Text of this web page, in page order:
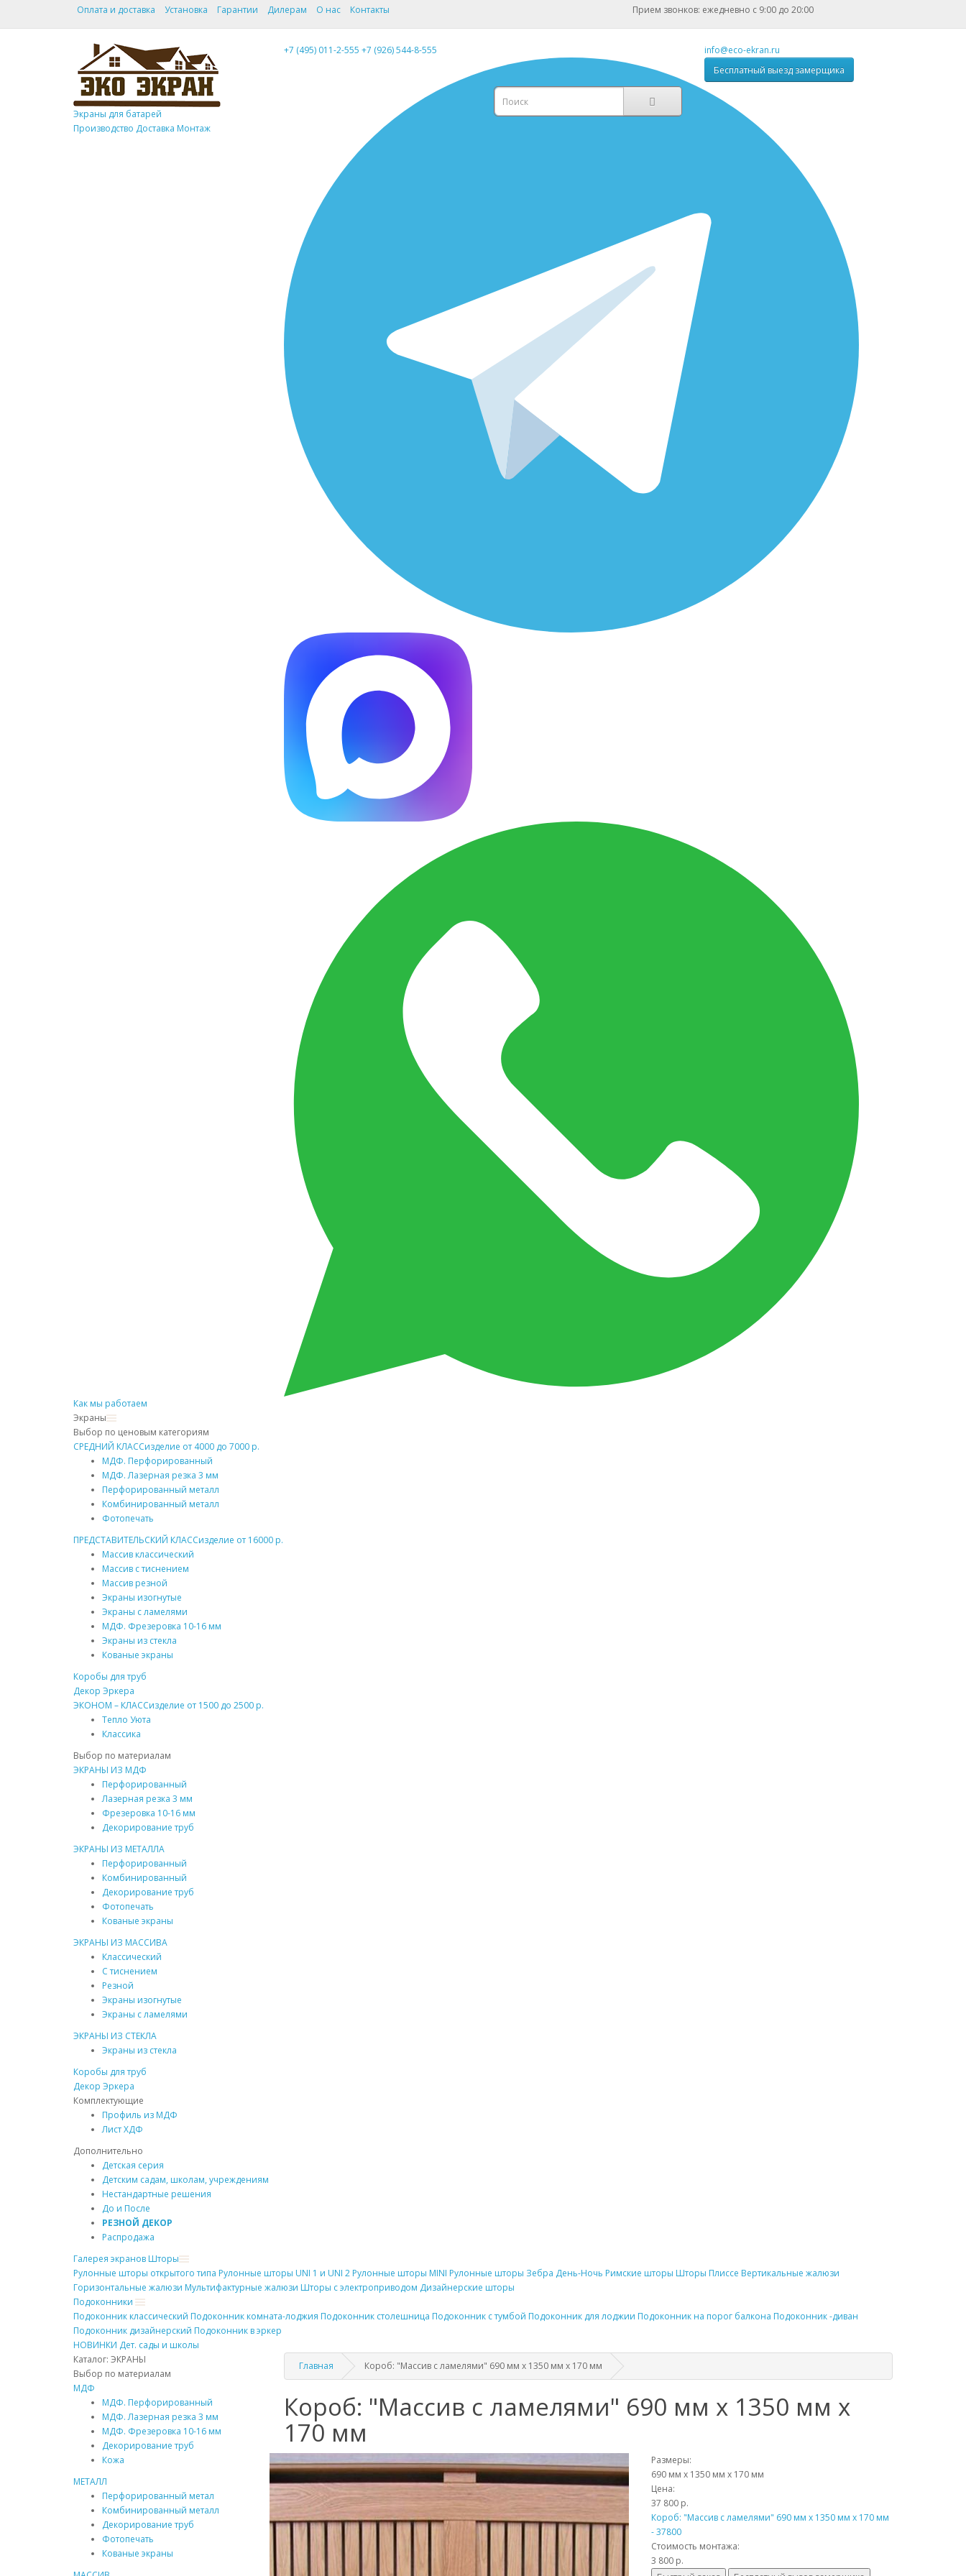
Оплата и доставка Установка Гарантии Дилерам О нас Контакты Прием звонков: ежедневно с 9:00 до 20:00
Экраны для батарей
Производство Доставка Монтаж
+7 (495) 011-2-555 +7 (926) 544-8-555
info@eco-ekran.ru
Бесплатный выезд замерщика
Как мы работаем
Экраны
Выбор по ценовым категориям
СРЕДНИЙ КЛАССизделие от 4000 до 7000 р.
МДФ. Перфорированный
МДФ. Лазерная резка 3 мм
Перфорированный металл
Комбинированный металл
Фотопечать
ПРЕДСТАВИТЕЛЬСКИЙ КЛАССизделие от 16000 р.
Массив классический
Массив с тиснением
Массив резной
Экраны изогнутые
Экраны с ламелями
МДФ. Фрезеровка 10-16 мм
Экраны из стекла
Кованые экраны
Коробы для труб
Декор Эркера
ЭКОНОМ – КЛАССизделие от 1500 до 2500 р.
Тепло Уюта
Классика
Выбор по материалам
ЭКРАНЫ ИЗ МДФ
Перфорированный
Лазерная резка 3 мм
Фрезеровка 10-16 мм
Декорирование труб
ЭКРАНЫ ИЗ МЕТАЛЛА
Перфорированный
Комбинированный
Декорирование труб
Фотопечать
Кованые экраны
ЭКРАНЫ ИЗ МАССИВА
Классический
С тиснением
Резной
Экраны изогнутые
Экраны с ламелями
ЭКРАНЫ ИЗ СТЕКЛА
Экраны из стекла
Коробы для труб
Декор Эркера
Комплектующие
Профиль из МДФ
Лист ХДФ
Дополнительно
Детская серия
Детским садам, школам, учреждениям
Нестандартные решения
До и После
РЕЗНОЙ ДЕКОР
Распродажа
Галерея экранов Шторы
Рулонные шторы открытого типа Рулонные шторы UNI 1 и UNI 2 Рулонные шторы MINI Рулонные шторы Зебра День-Ночь Римские шторы Шторы Плиссе Вертикальные жалюзи
Горизонтальные жалюзи Мультифактурные жалюзи Шторы с электроприводом Дизайнерские шторы
Подоконники
Подоконник классический Подоконник комната-лоджия Подоконник столешница Подоконник с тумбой Подоконник для лоджии Подоконник на порог балкона Подоконник-диван
Подоконник дизайнерский Подоконник в эркер
НОВИНКИ Дет. сады и школы
Каталог: ЭКРАНЫ
Выбор по материалам
МДФ
МДФ. Перфорированный
МДФ. Лазерная резка 3 мм
МДФ. Фрезеровка 10-16 мм
Декорирование труб
Кожа
МЕТАЛЛ
Перфорированный метал
Комбинированный металл
Декорирование труб
Фотопечать
Кованые экраны
Главная Короб: "Массив с ламелями" 690 мм x 1350 мм x 170 мм
Короб: "Массив с ламелями" 690 мм x 1350 мм x
170 мм
Размеры:
690 мм x 1350 мм x 170 мм
Цена:
37 800 р.
Короб: "Массив с ламелями" 690 мм x 1350 мм x 170 мм
- 37800
Стоимость монтажа:
3 800 р.